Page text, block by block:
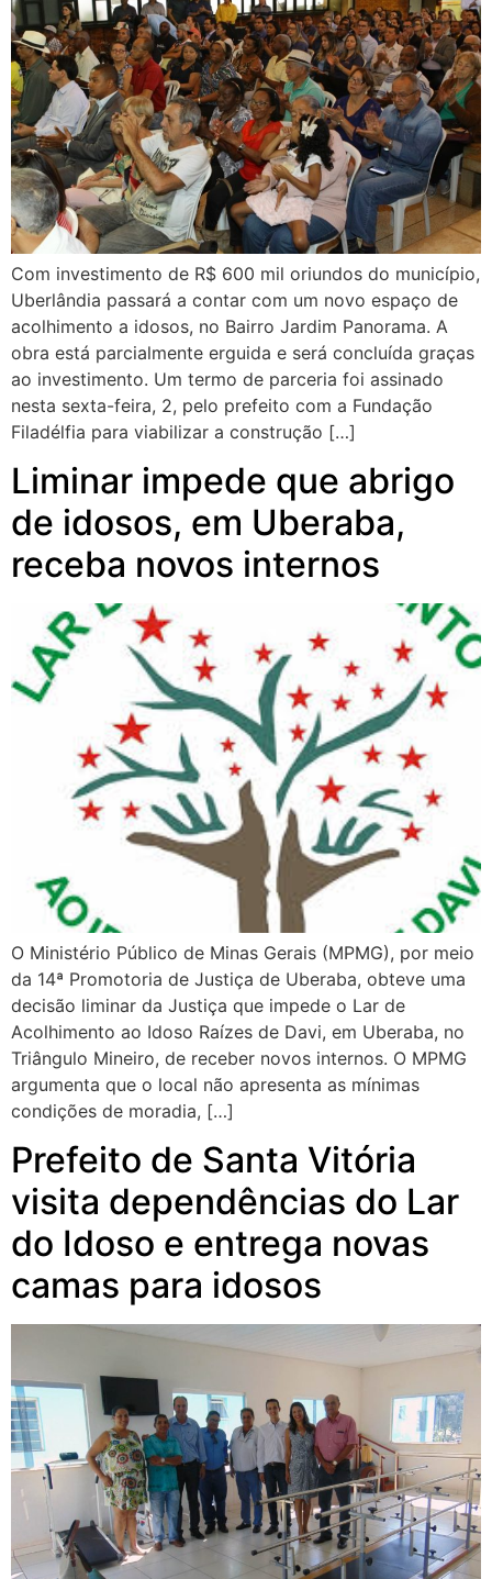
Com investimento de R$ 600 mil oriundos do município,
Uberlândia passará a contar com um novo espaço de
acolhimento a idosos, no Bairro Jardim Panorama. A
obra está parcialmente erguida e será concluída graças
ao investimento. Um termo de parceria foi assinado
nesta sexta-feira, 2, pelo prefeito com a Fundação
Filadélfia para viabilizar a construção […]
Liminar impede que abrigo
de idosos, em Uberaba,
receba novos internos
O Ministério Público de Minas Gerais (MPMG), por meio
da 14ª Promotoria de Justiça de Uberaba, obteve uma
decisão liminar da Justiça que impede o Lar de
Acolhimento ao Idoso Raízes de Davi, em Uberaba, no
Triângulo Mineiro, de receber novos internos. O MPMG
argumenta que o local não apresenta as mínimas
condições de moradia, […]
Prefeito de Santa Vitória
visita dependências do Lar
do Idoso e entrega novas
camas para idosos